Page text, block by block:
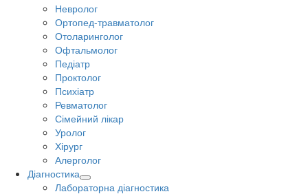
Невролог
Ортопед-травматолог
Отоларинголог
Офтальмолог
Педіатр
Проктолог
Психіатр
Ревматолог
Сімейний лікар
Уролог
Хірург
Алерголог
Діагностика
Лабораторна діагностика